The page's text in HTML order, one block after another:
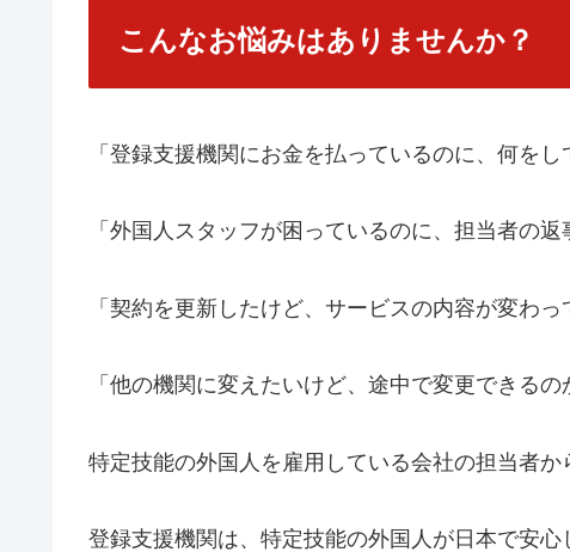
こんなお悩みはありませんか？
「登録支援機関にお金を払っているのに、何を
「外国人スタッフが困っているのに、担当者の返
「契約を更新したけど、サービスの内容が変わっ
「他の機関に変えたいけど、途中で変更できるの
特定技能の外国人を雇用している会社の担当者か
登録支援機関は、特定技能の外国人が日本で安